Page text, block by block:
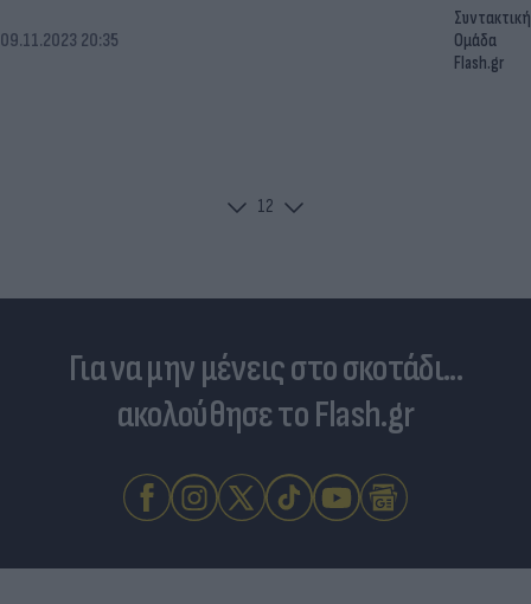
09.11.2023 20:35
Συντακτική
Ομάδα
Flash.gr
12
Για να μην μένεις στο σκοτάδι...
ακολούθησε το Flash.gr